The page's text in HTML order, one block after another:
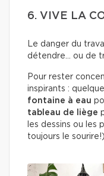
6. VIVE LA
Le danger du
détendre… ou de
Pour rester
inspirants :
fontaine à eau
tableau de liège
les dessins ou les
toujours le